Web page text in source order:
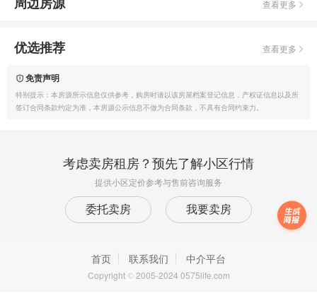
查看更多
优选推荐 查看更多
免责声明
特别提示：本房源所示信息仅供参考，购房时请以该房屋档案登记信息，产权证信息以及所
签订合同条款约定为准，本房源公示信息不做为合同条款，不具有合同约束力。
考虑卖房租房？预先了解小区行情
提供小区定价参考与售前咨询服务
委托卖房 我要卖房
首页 联系我们 中介平台
Copyright ©2005-2024 0575life.com